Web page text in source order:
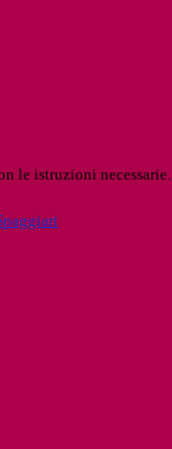
le istruzioni necessarie.